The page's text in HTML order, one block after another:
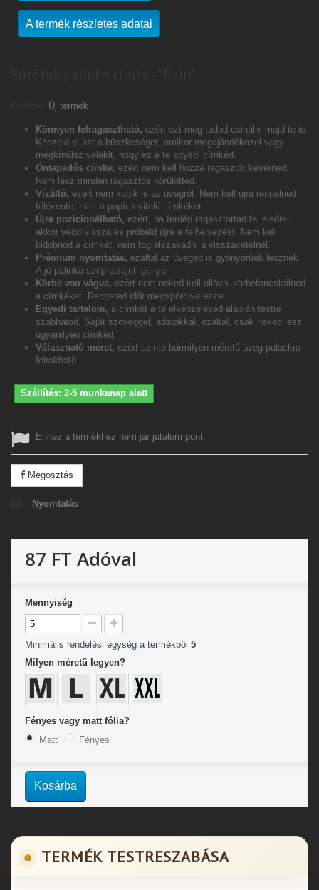
A termék részletes adatai
Új termék
Könnyen felragasztható, ezért ezt meg tudod csinálni majd te is.
Képzeld el azt a büszkeséget, amikor megajándékozol vagy
megkínálsz valakit, hogy ez a te egyedi címkéd.
Öntapadós címke, ezért nem kell hozzá ragasztót keverned.
Nem lesz minden ragasztós körülötted.
Vízálló, ezért nem kopik le az üvegről. Nem kell újra rendelned
félévente, mint a papír kivitelű címkéket.
Újra pozicionálható, ezért, ha ferdén ragasztottad fel elsőre,
akkor vedd vissza és próbáld újra a felhelyezést. Nem kell
kidobnod a címkét, nem fog elszakadni a visszavételnél.
Prémium nyomtatás, ezáltal az üveged is gyönyörűek lesznek.
A jó pálinka szép dizájnt igényel.
Körbe van vágva, ezért nem neked kell ollóval körbefaricskálnod
a címkéket. Rengeted időt megspórolva ezzel.
Egyedi tartalom, a címkét a te elképzelésed alapján testre
szabhatod. Saját szöveggel, adatokkal, ezáltal, csak neked lesz
ugyanilyen címkéd.
Válaszható méret, ezért szinte bármilyen méretű üveg palackra
felrakható.
Szállítás: 2-5 munkanap alatt
Ehhez a termékhez nem jár jutalom pont.
Megosztás
Nyomtatás
87 FT Adóval
Mennyiség
Minimális rendelési egység a termékből 5
Milyen méretű legyen?
Fényes vagy matt fólia?
Matt
Fényes
Kosárba
TERMÉK TESTRESZABÁSA